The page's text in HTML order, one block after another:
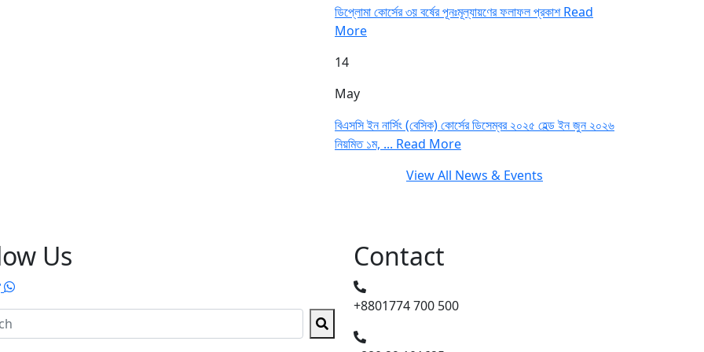
ডিপ্লোমা কোর্সের ৩য় বর্ষের পূনঃমূল্যায়ণের ফলাফল প্রকাশRead
More
14
May
বিএসসি ইন নার্সিং (বেসিক) কোর্সের ডিসেম্বর ২০২৫ হেল্ড ইন জুন ২০২৬
নিয়মিত ১ম, ... Read More
View All News & Events
Us Contact
+8801774 700 500